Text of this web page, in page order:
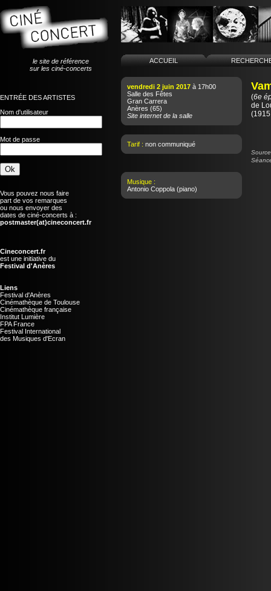
le site de référence
sur les ciné-concerts
ENTRÉE DES ARTISTES
Nom d'utilisateur
Mot de passe
Vous pouvez nous faire
part de vos remarques
ou nous envoyer des
dates de ciné-concerts à :
postmaster(at)cineconcert.fr
Cineconcert.fr
est une initiative du
Festival d'Anères
Liens
Festival d'Anères
Cinémathèque de Toulouse
Cinémathèque française
Institut Lumière
FPA France
Festival International
des Musiques d'Ecran
ACCUEIL
vendredi 2 juin 2017 à 17h00
Salle des Fêtes
Gran Carrera
Anères (65)
Site internet de la salle
Tarif : non communiqué
Musique :
Antonio Coppola (piano)
(6e
de